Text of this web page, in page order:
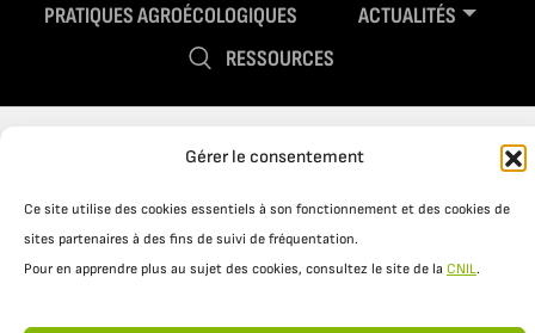
Gérer le consentement
Ce site utilise des cookies essentiels à son fonctionnement et des cookies de
sites partenaires à des fins de suivi de fréquentation.
Pour en apprendre plus au sujet des cookies, consultez le site de la CNIL.
PRATIQUES AGROÉCOLOGIQUES
ACTUALITÉS
RESSOURCES